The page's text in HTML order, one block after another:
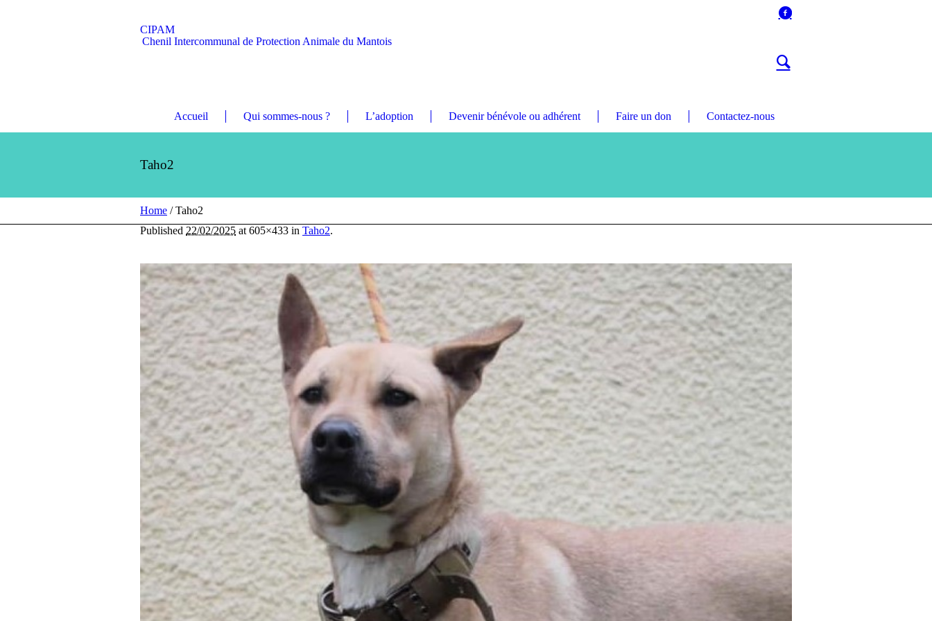
CIPAM
Chenil Intercommunal de Protection Animale du Mantois
Accueil Qui sommes-nous ? L’adoption Devenir bénévole ou adhérent Faire un don Contactez-nous
Taho2
Home /Taho2
Published 22/02/2025 at 605×433 in Taho2.